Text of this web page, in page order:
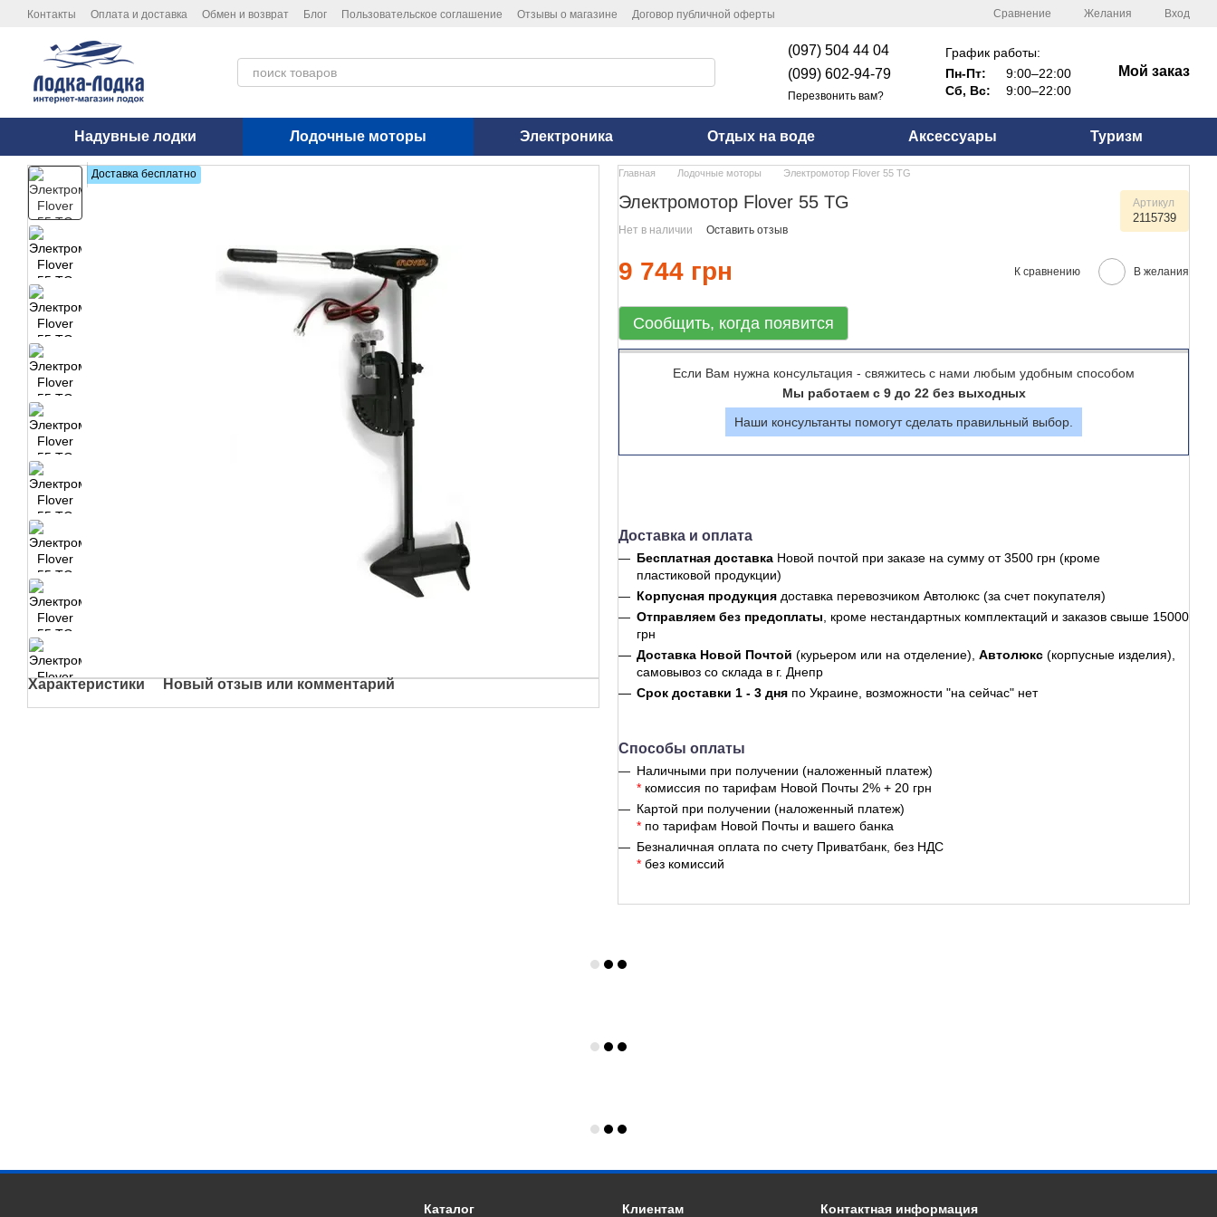
Перейти к основному контенту
Контакты Оплата и доставка Обмен и возврат Блог Пользовательское соглашение Отзывы о магазине
Договор публичной оферты
Сравнение Желания Вход
(097) 504 44 04
(099) 602-94-79
Перезвонить вам?
График работы:
Пн-Пт:
9:00–22:00
Сб, Вс:
9:00–22:00
Мой заказ
Надувные лодки Лодочные моторы Электроника Отдых на воде Аксессуары Туризм
Доставка бесплатно
Характеристики Новый отзыв или комментарий
Главная Лодочные моторы Электромотор Flover 55 TG
Электромотор Flover 55 TG Артикул
2115739
Нет в наличии Оставить отзыв
9 744 грн К сравнению В желания
Сообщить, когда появится
Если Вам нужна консультация - свяжитесь с нами любым удобным способом
Мы работаем с 9 до 22 без выходных
Наши консультанты помогут сделать правильный выбор.
Доставка и оплата
Бесплатная доставка Новой почтой при заказе на сумму от 3500 грн (кроме
пластиковой продукции)
Корпусная продукция доставка перевозчиком Автолюкс (за счет покупателя)
Отправляем без предоплаты, кроме нестандартных комплектаций и заказов свыше 15000
грн
Доставка Новой Почтой (курьером или на отделение), Автолюкс (корпусные изделия),
самовывоз со склада в г. Днепр
Срок доставки 1 - 3 дня по Украине, возможности "на сейчас" нет
Способы оплаты
Наличными при получении (наложенный платеж)
* комиссия по тарифам Новой Почты 2% + 20 грн
Картой при получении (наложенный платеж)
* по тарифам Новой Почты и вашего банка
Безналичная оплата по счету Приватбанк, без НДС
* без комиссий
Каталог Клиентам Контактная информация